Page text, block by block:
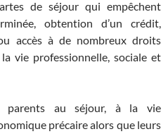
de séjour qui empêchent
obtention d’un crédit,
accès à de nombreux droits
vie professionnelle, sociale et
parents au séjour, à la vie
précaire alors que leurs